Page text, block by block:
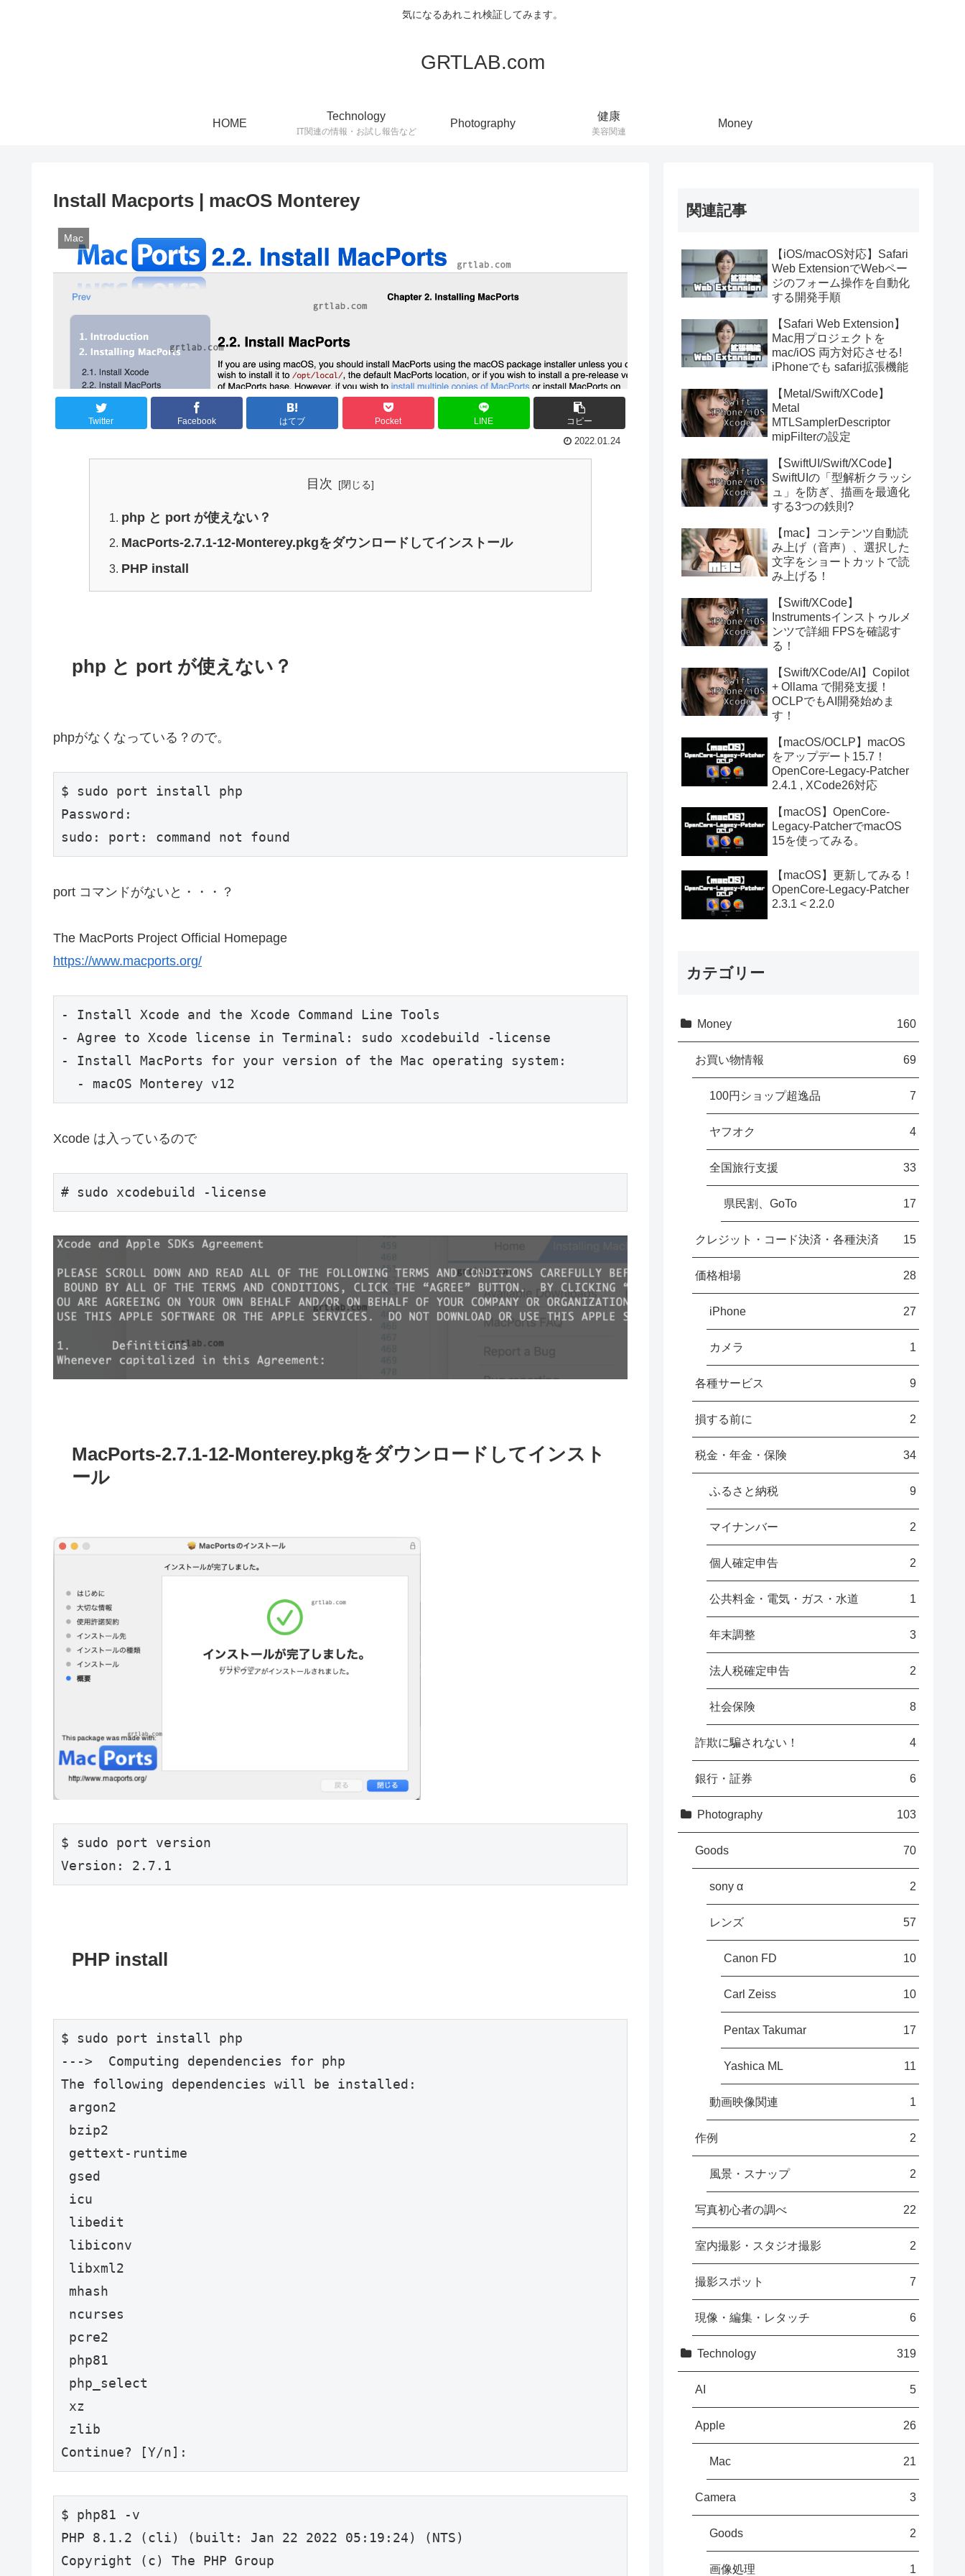
気になるあれこれ検証してみます。
GRTLAB.com
HOME
Technology
IT関連の情報・お試し報告など
Photography
健康
美容関連
Money
Install Macports | macOS Monterey
Mac
Twitter Facebook はてブ Pocket LINE コピー
2022.01.24
目次
php と port が使えない？
MacPorts-2.7.1-12-Monterey.pkgをダウンロードしてインストール
PHP install
php と port が使えない？
phpがなくなっている？ので。
$ sudo port install php
Password:
sudo: port: command not found
port コマンドがないと・・・？
The MacPorts Project Official Homepage
https://www.macports.org/
- Install Xcode and the Xcode Command Line Tools
- Agree to Xcode license in Terminal: sudo xcodebuild -license
- Install MacPorts for your version of the Mac operating system:
  - macOS Monterey v12
Xcode は入っているので
# sudo xcodebuild -license
MacPorts-2.7.1-12-Monterey.pkgをダウンロードしてインスト
ール
$ sudo port version
Version: 2.7.1
PHP install
$ sudo port install php
--->  Computing dependencies for php
The following dependencies will be installed:
Continue? [Y/n]:
$ php81 -v
PHP 8.1.2 (cli) (built: Jan 22 2022 05:19:24) (NTS)
Copyright (c) The PHP Group
関連記事
【iOS/macOS対応】Safari
Web ExtensionでWebペー
ジのフォーム操作を自動化
する開発手順
【Safari Web Extension】
Mac用プロジェクトを
mac/iOS 両方対応させる!
iPhoneでも safari拡張機能
【Metal/Swift/XCode】
Metal
MTLSamplerDescriptor
mipFilterの設定
【SwiftUI/Swift/XCode】
SwiftUIの「型解析クラッシ
ュ」を防ぎ、描画を最適化
する3つの鉄則?
【mac】コンテンツ自動読
み上げ（音声）、選択した
文字をショートカットで読
み上げる！
【Swift/XCode】
Instrumentsインストゥルメ
ンツで詳細 FPSを確認す
る！
【Swift/XCode/AI】Copilot
+ Ollama で開発支援！
OCLPでもAI開発始めま
す！
【macOS/OCLP】macOS
をアップデート15.7！
OpenCore-Legacy-Patcher
2.4.1 , XCode26対応
【macOS】OpenCore-
Legacy-PatcherでmacOS
15を使ってみる。
【macOS】更新してみる！
OpenCore-Legacy-Patcher
2.3.1 < 2.2.0
カテゴリー
Money 160
お買い物情報 69
100円ショップ超逸品 7
ヤフオク 4
全国旅行支援 33
県民割、GoTo 17
クレジット・コード決済・各種決済 15
価格相場 28
iPhone 27
カメラ 1
各種サービス 9
損する前に 2
税金・年金・保険 34
ふるさと納税 9
マイナンバー 2
個人確定申告 2
公共料金・電気・ガス・水道 1
年末調整 3
法人税確定申告 2
社会保険 8
詐欺に騙されない！ 4
銀行・証券 6
Photography 103
Goods 70
sony α 2
レンズ 57
Canon FD 10
Carl Zeiss 10
Pentax Takumar 17
Yashica ML 11
動画映像関連 1
作例 2
風景・スナップ 2
写真初心者の調べ 22
室内撮影・スタジオ撮影 2
撮影スポット 7
現像・編集・レタッチ 6
Technology 319
AI 5
Apple 26
Mac 21
Camera 3
Goods 2
画像処理 1